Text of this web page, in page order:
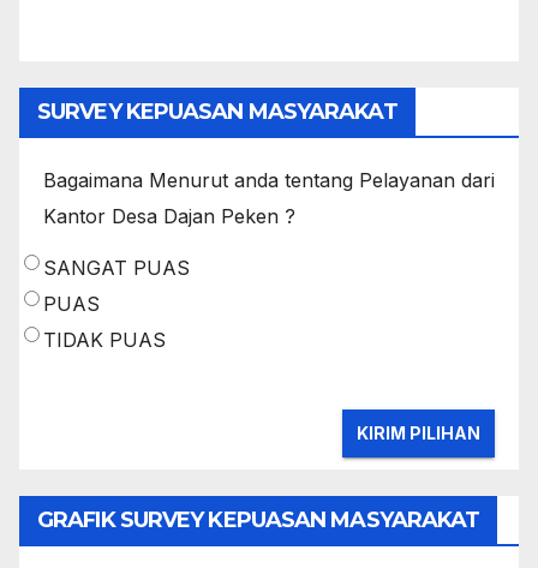
SURVEY KEPUASAN MASYARAKAT
Bagaimana Menurut anda tentang Pelayanan dari
Kantor Desa Dajan Peken ?
SANGAT PUAS
PUAS
TIDAK PUAS
GRAFIK SURVEY KEPUASAN MASYARAKAT